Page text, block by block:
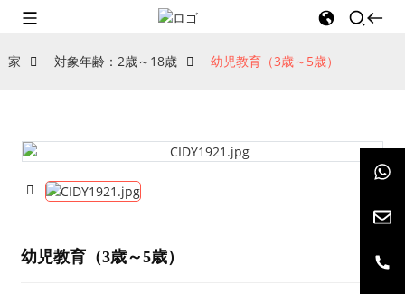
家 対象年齢：2歳～18歳 幼児教育（3歳～5歳）
幼児教育（3歳～5歳）